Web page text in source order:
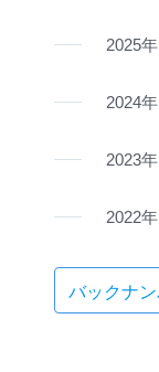
2025年
2024年
2023年
2022年